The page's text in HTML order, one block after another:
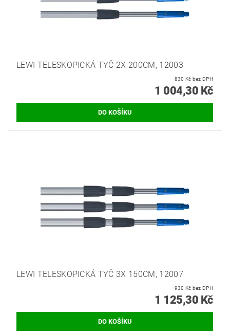
LEWI TELESKOPICKÁ TYČ 2X 200CM, 12003
830 Kč bez DPH
1 004,30 Kč
LEWI TELESKOPICKÁ TYČ 3X 150CM, 12007
930 Kč bez DPH
1 125,30 Kč